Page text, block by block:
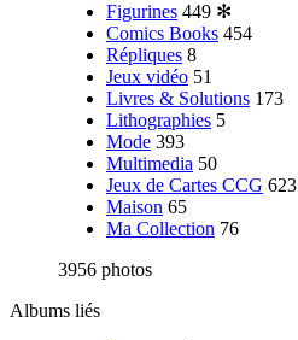
Figurines 449 ✻
Comics Books 454
Répliques 8
Jeux vidéo 51
Livres & Solutions 173
Lithographies 5
Mode 393
Multimedia 50
Jeux de Cartes CCG 623
Maison 65
Ma Collection 76
3956 photos
Albums liés